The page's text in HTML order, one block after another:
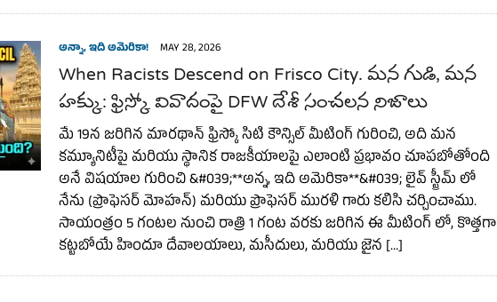
అన్నా, ఇది అమెరికా! MAY 28, 2026
When Racists Descend on Frisco City. మన గుడి, మన
హక్కు: ఫ్రిస్కో వివాదంపై DFW దేశీ సంచలన నిజాలు
మే 19న జరిగిన మారథాన్ ఫ్రిస్కో సిటీ కౌన్సిల్ మీటింగ్ గురించి, అది మన
కమ్యూనిటీపై మరియు స్థానిక రాజకీయాలపై ఎలాంటి ప్రభావం చూపబోతోంది
అనే విషయాల గురించి &#039;**అన్న, ఇది అమెరికా**&#039; లైవ్ స్ట్రీమ్ లో
నేను (ప్రొఫెసర్ మోహన్) మరియు ప్రొఫెసర్ మురళి గారు కలిసి చర్చించాము.
సాయంత్రం 5 గంటల నుంచి రాత్రి 1 గంట వరకు జరిగిన ఈ మీటింగ్ లో, కొత్తగా
కట్టబోయే హిందూ దేవాలయాలు, మసీదులు, మరియు జైన […]